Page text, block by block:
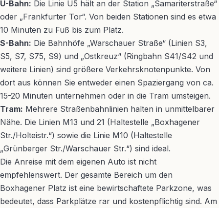
U-Bahn: Die Linie U5 hält an der Station „Samariterstraße“
oder „Frankfurter Tor“. Von beiden Stationen sind es etwa
10 Minuten zu Fuß bis zum Platz.
S-Bahn: Die Bahnhöfe „Warschauer Straße“ (Linien S3,
S5, S7, S75, S9) und „Ostkreuz“ (Ringbahn S41/S42 und
weitere Linien) sind größere Verkehrsknotenpunkte. Von
dort aus können Sie entweder einen Spaziergang von ca.
15-20 Minuten unternehmen oder in die Tram umsteigen.
Tram: Mehrere Straßenbahnlinien halten in unmittelbarer
Nähe. Die Linien M13 und 21 (Haltestelle „Boxhagener
Str./Holteistr.“) sowie die Linie M10 (Haltestelle
„Grünberger Str./Warschauer Str.“) sind ideal.
Die Anreise mit dem eigenen Auto ist nicht
empfehlenswert. Der gesamte Bereich um den
Boxhagener Platz ist eine bewirtschaftete Parkzone, was
bedeutet, dass Parkplätze rar und kostenpflichtig sind. Am